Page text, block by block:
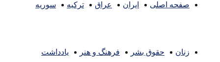
صفحه اصلی ایران عراق ترکیه سوریه
زنان حقوق بشر فرهنگ و هنر یادداشت